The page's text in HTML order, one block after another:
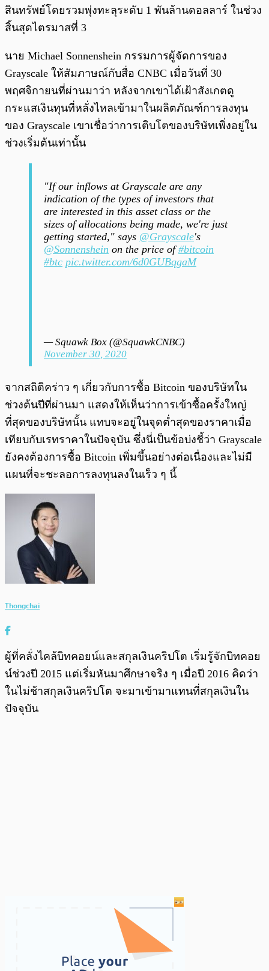
สินทรัพย์โดยรวมพุ่งทะลุระดับ 1 พันล้านดอลลาร์ ในช่วง
สิ้นสุดไตรมาสที่ 3
นาย Michael Sonnenshein กรรมการผู้จัดการของ
Grayscale ให้สัมภาษณ์กับสื่อ CNBC เมื่อวันที่ 30
พฤศจิกายนที่ผ่านมาว่า หลังจากเขาได้เฝ้าสังเกตดู
กระแสเงินทุนที่หลั่งไหลเข้ามาในผลิตภัณฑ์การลงทุน
ของ Grayscale เขาเชื่อว่าการเติบโตของบริษัทเพิ่งอยู่ใน
ช่วงเริ่มต้นเท่านั้น
"If our inflows at Grayscale are any
indication of the types of investors that
are interested in this asset class or the
sizes of allocations being made, we're just
getting started," says @Grayscale's
@Sonnenshein on the price of#bitcoin
#btc pic.twitter.com/6d0GUBqgaM
— Squawk Box (@SquawkCNBC)
November 30, 2020
จากสถิติคร่าว ๆ เกี่ยวกับการซื้อ Bitcoin ของบริษัทใน
ช่วงต้นปีที่ผ่านมา แสดงให้เห็นว่าการเข้าซื้อครั้งใหญ่
ที่สุดของบริษัทนั้น แทบจะอยู่ในจุดต่ำสุดของราคาเมื่อ
เทียบกับเรทราคาในปัจจุบัน ซึ่งนี่เป็นข้อบ่งชี้ว่า Grayscale
ยังคงต้องการซื้อ Bitcoin เพิ่มขึ้นอย่างต่อเนื่องและไม่มี
แผนที่จะชะลอการลงทุนลงในเร็ว ๆ นี้
Thongchai
ผู้ที่คลั่งไคล้บิทคอยน์และสกุลเงินคริปโต เริ่มรู้จักบิทคอย
น์ช่วงปี 2015 แต่เริ่มหันมาศึกษาจริง ๆ เมื่อปี 2016 คิดว่า
ในไม่ช้าสกุลเงินคริปโต จะมาเข้ามาแทนที่สกุลเงินใน
ปัจจุบัน